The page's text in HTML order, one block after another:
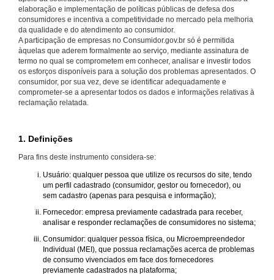
elaboração e implementação de políticas públicas de defesa dos
consumidores e incentiva a competitividade no mercado pela melhoria
da qualidade e do atendimento ao consumidor.
A participação de empresas no Consumidor.gov.br só é permitida
àquelas que aderem formalmente ao serviço, mediante assinatura de
termo no qual se comprometem em conhecer, analisar e investir todos
os esforços disponíveis para a solução dos problemas apresentados. O
consumidor, por sua vez, deve se identificar adequadamente e
comprometer-se a apresentar todos os dados e informações relativas à
reclamação relatada.
1. Definições
Para fins deste instrumento considera-se:
Usuário: qualquer pessoa que utilize os recursos do site, tendo
um perfil cadastrado (consumidor, gestor ou fornecedor), ou
sem cadastro (apenas para pesquisa e informação);
Fornecedor: empresa previamente cadastrada para receber,
analisar e responder reclamações de consumidores no sistema;
Consumidor: qualquer pessoa física, ou Microempreendedor
Individual (MEI), que possua reclamações acerca de problemas
de consumo vivenciados em face dos fornecedores
previamente cadastrados na plataforma;